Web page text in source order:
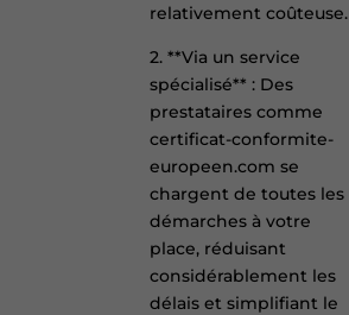
relativement coûteuse.
2. **Via un service
spécialisé** : Des
prestataires comme
certificat-conformite-
europeen.com se
chargent de toutes les
démarches à votre
place, réduisant
considérablement les
délais et simplifiant le